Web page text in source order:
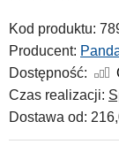
Kod produktu:
Producent:
Dostępność:
Czas realizacji:
Dostawa od: